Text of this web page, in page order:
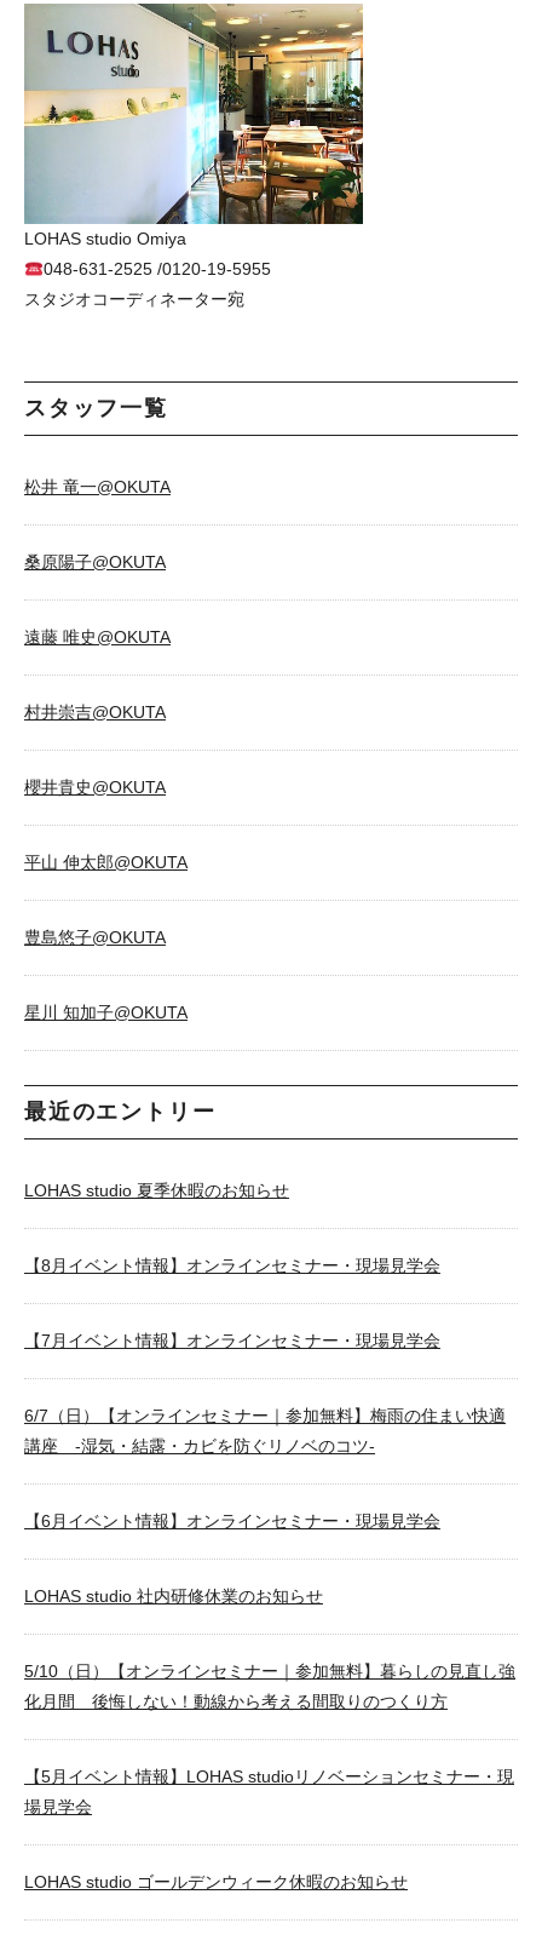
LOHAS studio Omiya
048-631-2525 /0120-19-5955
スタジオコーディネーター宛
スタッフ一覧
松井 竜一@OKUTA
桑原陽子@OKUTA
遠藤 唯史@OKUTA
村井崇吉@OKUTA
櫻井貴史@OKUTA
平山 伸太郎@OKUTA
豊島悠子@OKUTA
星川 知加子@OKUTA
最近のエントリー
LOHAS studio 夏季休暇のお知らせ
【8月イベント情報】オンラインセミナー・現場見学会
【7月イベント情報】オンラインセミナー・現場見学会
6/7（日）【オンラインセミナー｜参加無料】梅雨の住まい快適
講座 -湿気・結露・カビを防ぐリノベのコツ-
【6月イベント情報】オンラインセミナー・現場見学会
LOHAS studio 社内研修休業のお知らせ
5/10（日）【オンラインセミナー｜参加無料】暮らしの見直し強
化月間 後悔しない！動線から考える間取りのつくり方
【5月イベント情報】LOHAS studioリノベーションセミナー・現
場見学会
LOHAS studio ゴールデンウィーク休暇のお知らせ